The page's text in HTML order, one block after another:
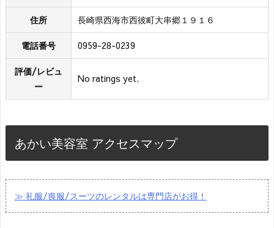
住所 長崎県西海市西彼町大串郷１９１６
電話番号 0959-28-0239
評価/レビュ
ー
No ratings yet.
あかい美容室 アクセスマップ
≫ 礼服/喪服/スーツのレンタルは専門店がお得！